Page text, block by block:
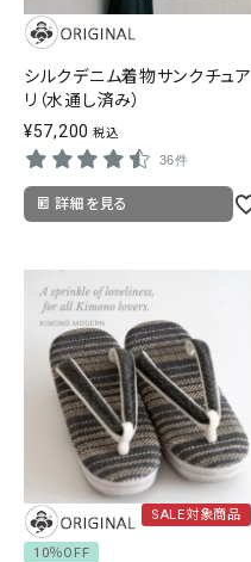
シルクデニム着物サンクチュア
リ（水通し済み）
¥57,200 税込
36件
詳細を見る
SALE対象商品
10％OFF